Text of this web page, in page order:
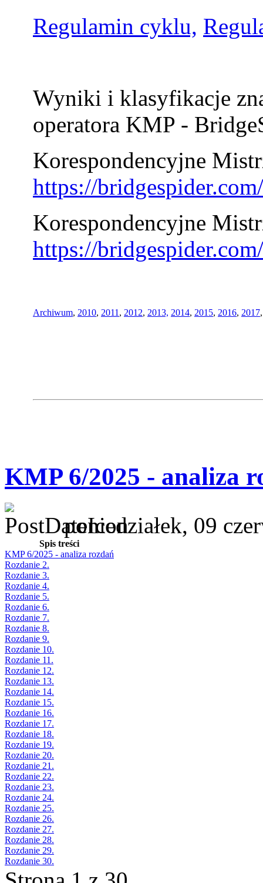
Regulamin cyklu,
Wyniki i klasyfikacje
operatora KMP -
Korespondencyjne
https://
Korespondencyjne
https://
Archiwum, 2010, 2011 , 2012, 2013, 2014, 2015, 2016, 2017
KMP 6/2025 - analiza
poniedziałek, 09
Spis treści
KMP 6/2025 - analiza rozdań
Rozdanie 2.
Rozdanie 3.
Rozdanie 4.
Rozdanie 5.
Rozdanie 6.
Rozdanie 7.
Rozdanie 8.
Rozdanie 9.
Rozdanie 10.
Rozdanie 11.
Rozdanie 12.
Rozdanie 13.
Rozdanie 14.
Rozdanie 15.
Rozdanie 16.
Rozdanie 17.
Rozdanie 18.
Rozdanie 19.
Rozdanie 20.
Rozdanie 21.
Rozdanie 22.
Rozdanie 23.
Rozdanie 24.
Rozdanie 25.
Rozdanie 26.
Rozdanie 27.
Rozdanie 28.
Rozdanie 29.
Rozdanie 30.